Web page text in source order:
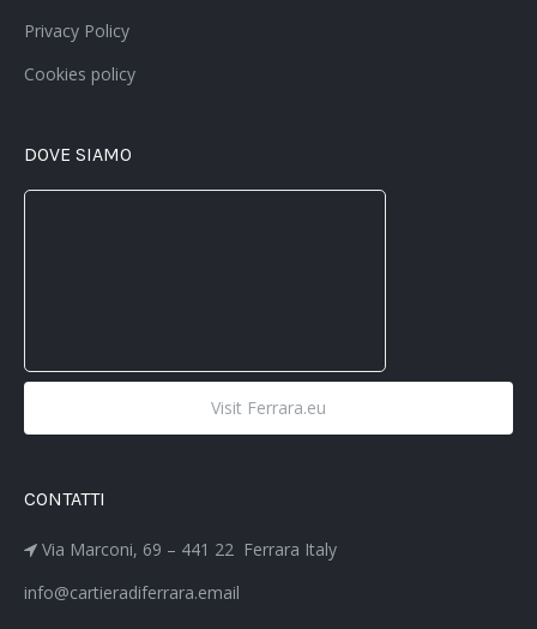
Privacy Policy
Cookies policy
DOVE SIAMO
Visit Ferrara.eu
CONTATTI
Via Marconi, 69 – 441 22 Ferrara Italy
info@cartieradiferrara.email